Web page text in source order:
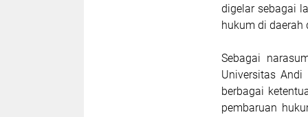
digelar sebagai
hukum di daerah
Sebagai
Universitas Andi
berbagai
pembaruan